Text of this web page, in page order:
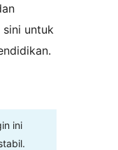
untuk
ini